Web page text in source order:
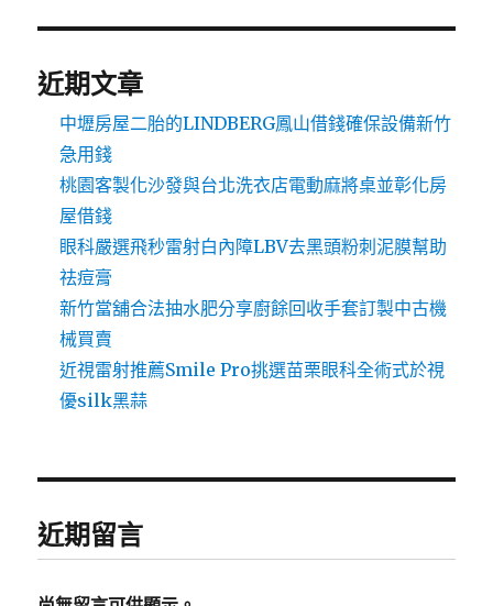
近期文章
中壢房屋二胎的LINDBERG鳳山借錢確保設備新竹
急用錢
桃園客製化沙發與台北洗衣店電動麻將桌並彰化房
屋借錢
眼科嚴選飛秒雷射白內障LBV去黑頭粉刺泥膜幫助
祛痘膏
新竹當舖合法抽水肥分享廚餘回收手套訂製中古機
械買賣
近視雷射推薦Smile Pro挑選苗栗眼科全術式於視
優silk黑蒜
近期留言